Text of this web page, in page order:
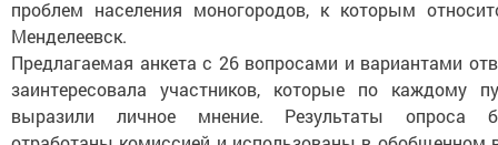
проблем населения моногородов, к которым
Менделеевск.
Предлагаемая анкета с 26 вопросами и вариантами
заинтересовала участников, которые по каждому
выразили личное мнение. Результаты опроса